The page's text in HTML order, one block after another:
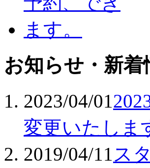
お知らせ・新着
2023/04/01
変更いたしま
2019/04/11 ス